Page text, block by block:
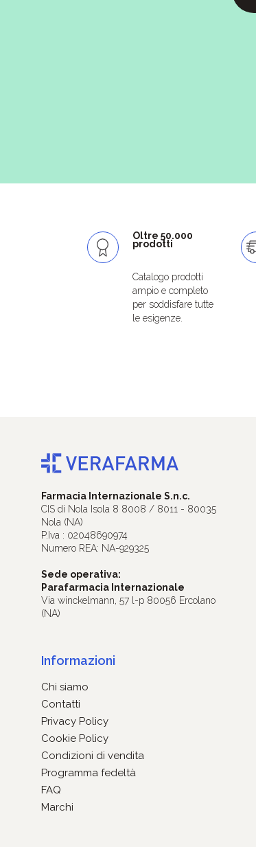
Oltre 50.000
prodotti
Catalogo prodotti
ampio e completo
per soddisfare tutte
le esigenze.
Farmacia Internazionale S.n.c.
CIS di Nola Isola 8 8008 / 8011 - 80035
Nola (NA)
P.Iva : 02048690974
Numero REA: NA-929325
Sede operativa:
Parafarmacia Internazionale
Via winckelmann, 57 l-p 80056 Ercolano
(NA)
Informazioni
Chi siamo
Contatti
Privacy Policy
Cookie Policy
Condizioni di vendita
Programma fedeltà
FAQ
Marchi